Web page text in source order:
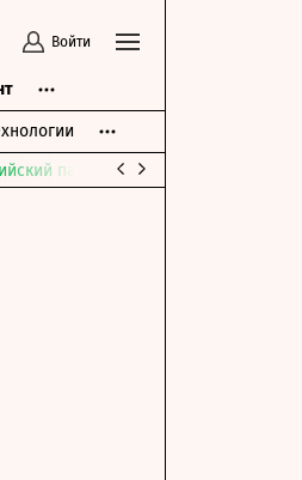
Войти
парламент